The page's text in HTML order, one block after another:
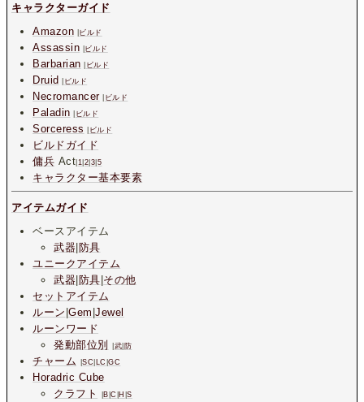
キャラクターガイド
Amazon
ビルド
Assassin ビルド
Barbarian ビルド
Druid ビルド
Necromancer| ビルド
Paladin ビルド
Sorceress ビルド
ビルドガイド
傭兵 Act 1 2 3 5
キャラクター基本要素
アイテムガイド
ベースアイテム
武器|防具
ユニークアイテム
武器|防具|その他
セットアイテム
ルーン |Gem |Jewel
ルーンワード
発動部位別
武 防
チャーム |SC LC |GC
Horadric Cube
クラフト
B |C H |S